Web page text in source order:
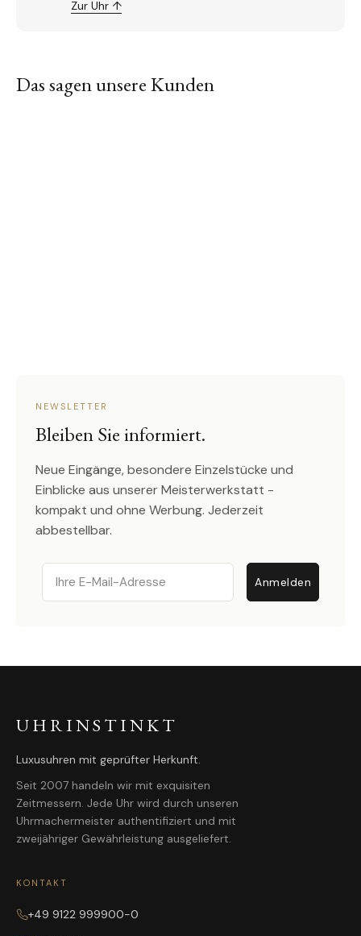
Zur Uhr ↑
Das sagen unsere Kunden
NEWSLETTER
Bleiben Sie informiert.
Neue Eingänge, besondere Einzelstücke und
Einblicke aus unserer Meisterwerkstatt -
kompakt und ohne Werbung. Jederzeit
abbestellbar.
Email
Anmelden
UHRINSTINKT
Luxusuhren mit geprüfter Herkunft.
Seit 2007 handeln wir mit exquisiten
Zeitmessern. Jede Uhr wird durch unseren
Uhrmachermeister authentifiziert und mit
zweijähriger Gewährleistung ausgeliefert.
KONTAKT
+49 9122 999900-0